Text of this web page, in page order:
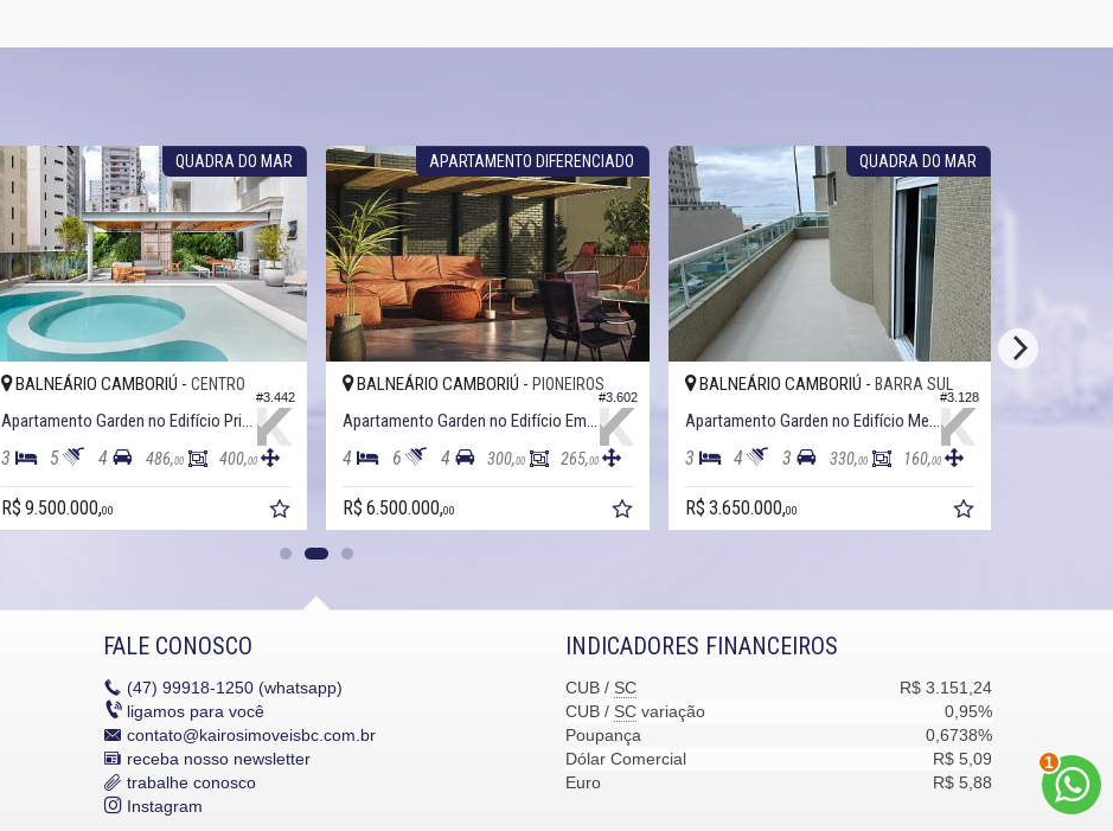
QUADRA DO MAR
#3.442
BALNEÁRIO CAMBORIÚ - CENTRO
Apartamento Garden no Edifício Privilége Residence
3 5 4 486,00 400,00
R$ 9.500.000,00
APARTAMENTO DIFERENCIADO
#3.602
BALNEÁRIO CAMBORIÚ - PIONEIROS
Apartamento Garden no Edifício Empire Residence
4 6 4 300,00 265,00
R$ 6.500.000,00
QUADRA DO MAR
#3.128
BALNEÁRIO CAMBORIÚ - BARRA SUL
Apartamento Garden no Edifício Mendelssohn Residence
3 4 3 330,00 160,00
R$ 3.650.000,00
FALE CONOSCO
(47) 99918-1250 (whatsapp)
ligamos para você
contato@kairosimoveisbc.com.br
receba nosso newsletter
trabalhe conosco
Instagram
INDICADORES FINANCEIROS
CUB / SC
R$ 3.151,24
CUB / SC variação
0,95%
Poupança
0,6738%
Dólar Comercial
R$ 5,09
Euro
R$ 5,88